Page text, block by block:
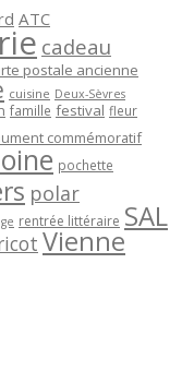
ATC
cadeau
postale ancienne
cuisine Deux-Sèvres
famille festival fleur
commémoratif
pochette
polar
rentrée littéraire SAL
Vienne